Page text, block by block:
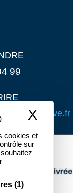
cookies et
sur
(1)
X
99
preventive.fr